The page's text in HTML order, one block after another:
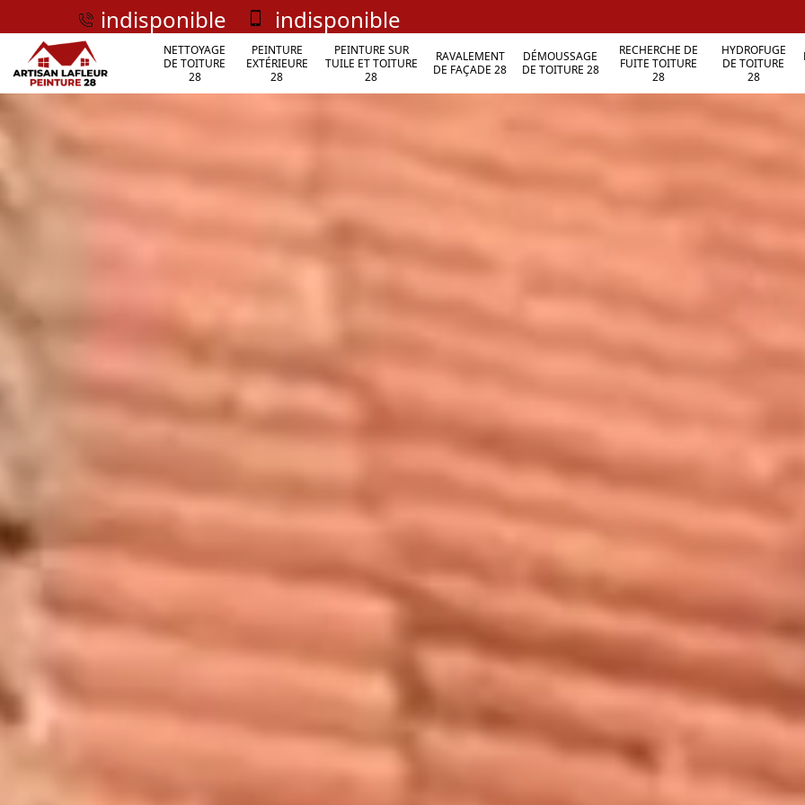
indisponible indisponible
NETTOYAGE
DE TOITURE
28
PEINTURE
EXTÉRIEURE
28
PEINTURE SUR
TUILE ET TOITURE
28
RAVALEMENT
DE FAÇADE 28
DÉMOUSSAGE
DE TOITURE 28
RECHERCHE DE
FUITE TOITURE
28
HYDROFUGE
DE TOITURE
28